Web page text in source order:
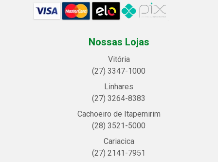
Nossas Lojas
Vitória
(27) 3347-1000
Linhares
(27) 3264-8383
Cachoeiro de Itapemirim
(28) 3521-5000
Cariacica
(27) 2141-7951